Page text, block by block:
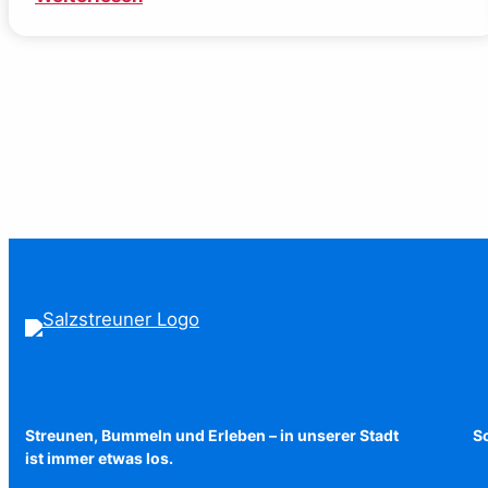
Streunen, Bummeln und Erleben – in unserer Stadt
ist immer etwas los.